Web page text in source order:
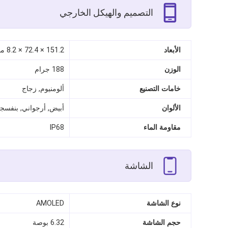
التصميم والهيكل الخارجي
الأبعاد 151.2 × 72.4 × 8.2 مم
الوزن 188 جرام
خامات التصنيع ألومنيوم, زجاج
الألوان أبيض, أرجواني,
مقاومة الماء IP68
الشاشة
نوع الشاشة AMOLED
حجم الشاشة 6.32 بوصة